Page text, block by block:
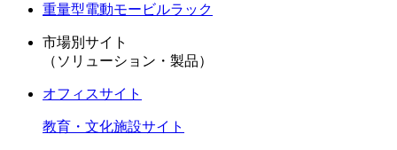
重量型電動モービルラック
市場別サイト
（ソリューション・製品）
オフィスサイト
教育・文化施設サイト